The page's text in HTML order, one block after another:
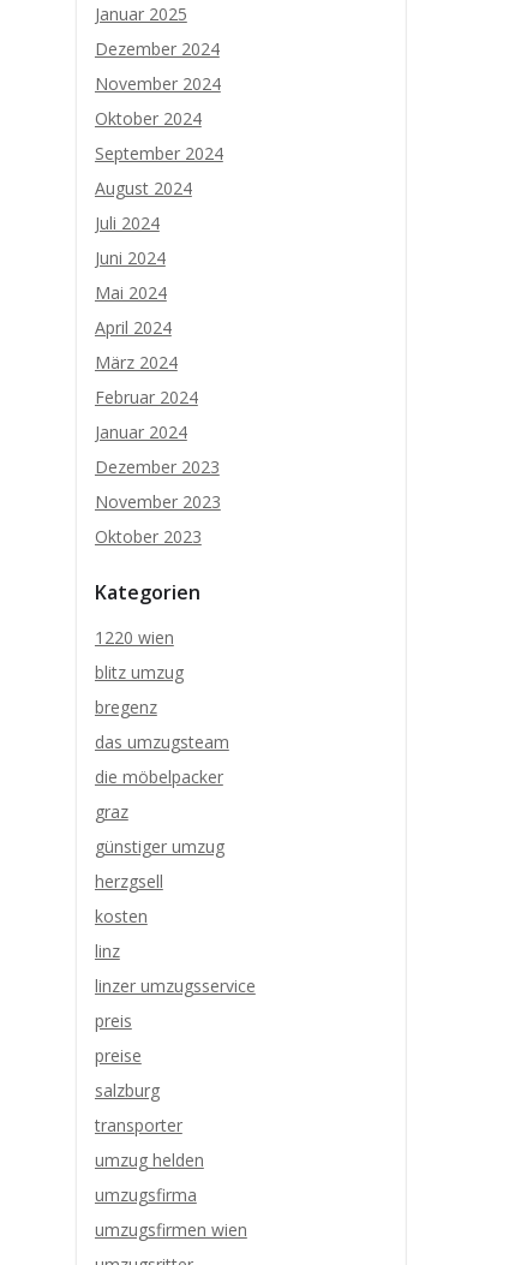
Januar 2025
Dezember 2024
November 2024
Oktober 2024
September 2024
August 2024
Juli 2024
Juni 2024
Mai 2024
April 2024
März 2024
Februar 2024
Januar 2024
Dezember 2023
November 2023
Oktober 2023
Kategorien
1220 wien
blitz umzug
bregenz
das umzugsteam
die möbelpacker
graz
günstiger umzug
herzgsell
kosten
linz
linzer umzugsservice
preis
preise
salzburg
transporter
umzug helden
umzugsfirma
umzugsfirmen wien